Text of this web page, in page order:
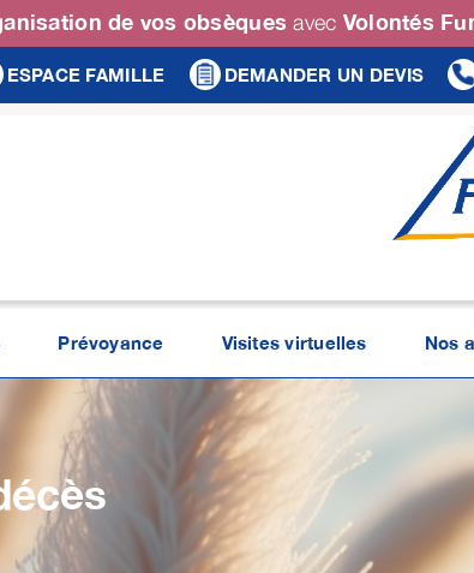
de vos obsèques avec Volontés
ESPACE FAMILLE DEMANDER UN DEVIS
Prévoyance Visites virtuelles Nos